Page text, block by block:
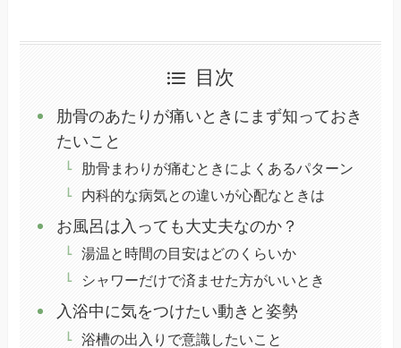
目次
肋骨のあたりが痛いときにまず知っておき
たいこと
肋骨まわりが痛むときによくあるパターン
内科的な病気との違いが心配なときは
お風呂は入っても大丈夫なのか？
湯温と時間の目安はどのくらいか
シャワーだけで済ませた方がいいとき
入浴中に気をつけたい動きと姿勢
浴槽の出入りで意識したいこと